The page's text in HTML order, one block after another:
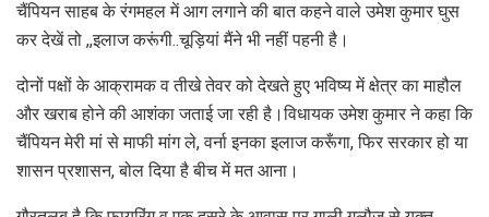
चैंपियन साहब के रंगमहल में आग लगाने की बात कहने वाले उमेश कुमार घुस
कर देखें तो ,,इलाज करूंगी..चूड़ियां मैंने भी नहीं पहनी है।
दोनों पक्षों के आक्रामक व तीखे तेवर को देखते हुए भविष्य में क्षेत्र का माहौल
और खराब होने की आशंका जताई जा रही है।विधायक उमेश कुमार ने कहा कि
चैंपियन मेरी मां से माफी मांग ले, वर्ना इनका इलाज करूँगा, फिर सरकार हो या
शासन प्रशासन, बोल दिया है बीच में मत आना।